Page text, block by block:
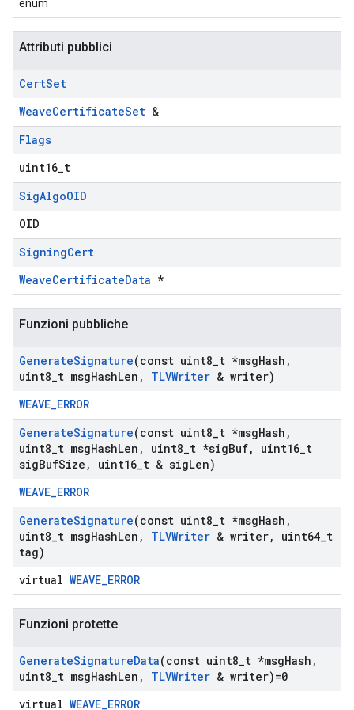
enum
Attributi pubblici
CertSet
WeaveCertificateSet &
Flags
uint16_t
SigAlgoOID
OID
SigningCert
WeaveCertificateData *
Funzioni pubbliche
GenerateSignature(const uint8 t *msgHash ,
uint8 t msgHashLen , TLVWriter & writer)
WEAVE_ERROR
GenerateSignature(const uint8 t *msgHash ,
uint8 t msgHashLen , uint8 t *sigBuf, uint16 t
sigBufSize , uint16 t & sigLen)
WEAVE_ERROR
GenerateSignature(const uint8 t *msgHash ,
uint8 t msgHashLen , TLVWriter & writer, uint64 t
tag)
virtual WEAVE_ERROR
Funzioni protette
GenerateSignatureData(const uint8 t *msgHash ,
uint8 t msgHashLen , TLVWriter & writer)=0
virtual WEAVE_ERROR